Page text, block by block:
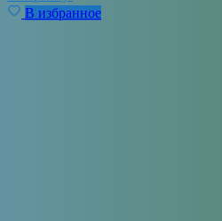
В избранное